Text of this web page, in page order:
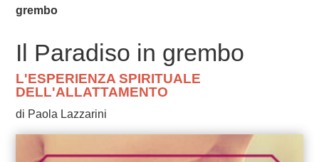
grembo
Il Paradiso in grembo
L'ESPERIENZA SPIRITUALE
DELL'ALLATTAMENTO
di Paola Lazzarini